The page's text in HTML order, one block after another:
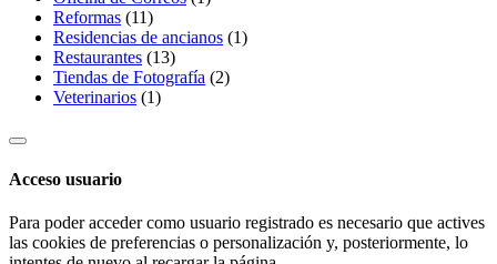
Reformas (11)
Residencias de ancianos (1)
Restaurantes (13)
Tiendas de Fotografía (2)
Veterinarios (1)
Acceso usuario
Para poder acceder como usuario registrado es necesario que actives
las cookies de preferencias o personalización y, posteriormente, lo